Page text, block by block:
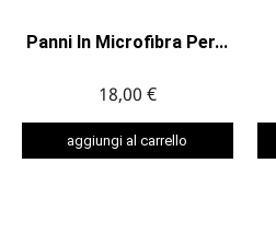
Panni In Microfibra Per...
18,00 €
aggiungi al carrello